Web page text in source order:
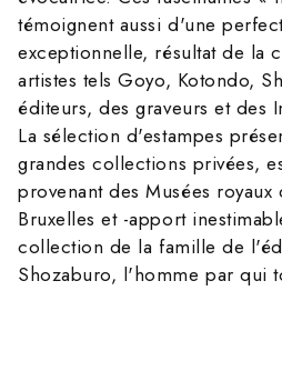
témoignent aussi d'une
exceptionnelle, résultat de la
artistes tels Goyo, Kotondo,
éditeurs, des graveurs et des
La sélection d'estampes
grandes collections privées,
provenant des Musées
Bruxelles et -apport
collection de la famille de
Shozaburo, l'homme par qui